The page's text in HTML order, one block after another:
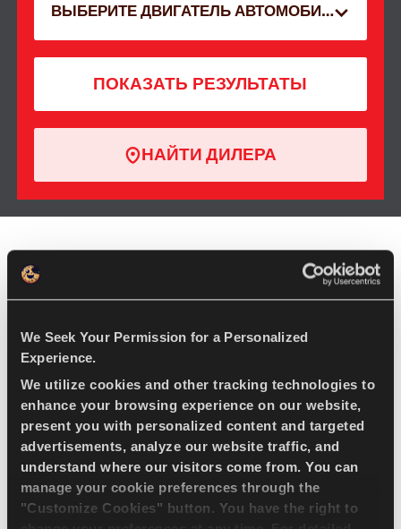
We Seek Your Permission for a Personalized
Experience.
We utilize cookies and other tracking technologies to
enhance your browsing experience on our website,
present you with personalized content and targeted
advertisements, analyze our website traffic, and
understand where our visitors come from. You can
manage your cookie preferences through the
"Customize Cookies" button. You have the right to
ВЫБЕРИТЕ ДВИГАТЕЛЬ АВТОМОБИЛЯ
ПОКАЗАТЬ РЕЗУЛЬТАТЫ
НАЙТИ ДИЛЕРА